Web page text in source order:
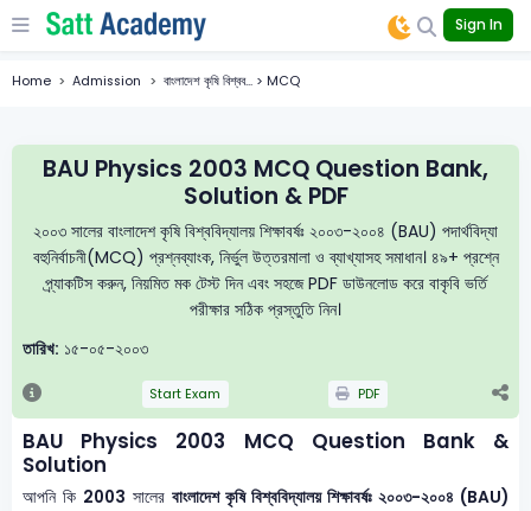
Sign In
Home Admission বাংলাদেশ কৃষি বিশ্বব... > MCQ
BAU Physics 2003 MCQ Question Bank,
Solution & PDF
২০০৩ সালের বাংলাদেশ কৃষি বিশ্ববিদ্যালয় শিক্ষাবর্ষঃ ২০০৩-২০০৪ (BAU) পদার্থবিদ্যা
বহুনির্বাচনী(MCQ) প্রশ্নব্যাংক, নির্ভুল উত্তরমালা ও ব্যাখ্যাসহ সমাধান। ৪৯+ প্রশ্নে
প্র্যাকটিস করুন, নিয়মিত মক টেস্ট দিন এবং সহজে PDF ডাউনলোড করে বাকৃবি ভর্তি
পরীক্ষার সঠিক প্রস্তুতি নিন।
তারিখ: ১৫-০৫-২০০৩
Start Exam PDF
BAU Physics 2003 MCQ Question Bank &
Solution
আপনি কি 2003 সালেরবাংলাদেশ কৃষি বিশ্ববিদ্যালয় শিক্ষাবর্ষঃ ২০০৩-২০০৪ (BAU)